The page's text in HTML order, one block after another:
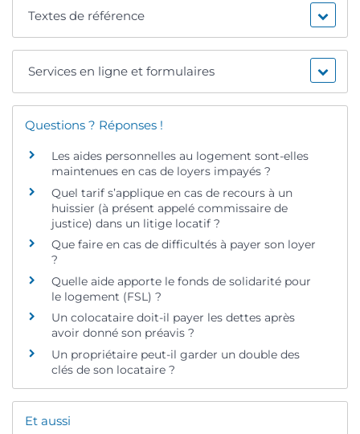
Textes de référence
Services en ligne et formulaires
Questions ? Réponses !
Les aides personnelles au logement sont-elles
maintenues en cas de loyers impayés ?
Quel tarif s’applique en cas de recours à un
huissier (à présent appelé commissaire de
justice) dans un litige locatif ?
Que faire en cas de difficultés à payer son loyer
?
Quelle aide apporte le fonds de solidarité pour
le logement (FSL) ?
Un colocataire doit-il payer les dettes après
avoir donné son préavis ?
Un propriétaire peut-il garder un double des
clés de son locataire ?
Et aussi